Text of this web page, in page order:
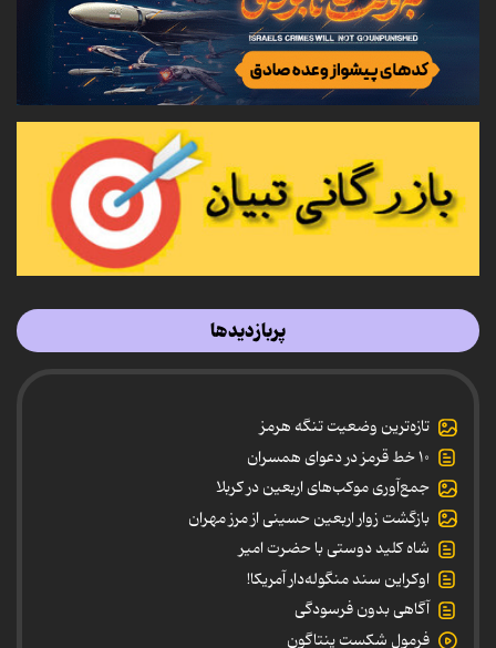
پربازدیدها
تازه‌ترین وضعیت تنگه هرمز
۱۰ خط قرمز در دعوای همسران
جمع‌آوری موکب‌های اربعین در کربلا
بازگشت زوار اربعین حسینی از مرز مهران
شاه کلید دوستی با حضرت امیر
اوکراین سند منگوله‌دار آمریکا!
آگاهی بدون فرسودگی
فرمول شکست پنتاگون